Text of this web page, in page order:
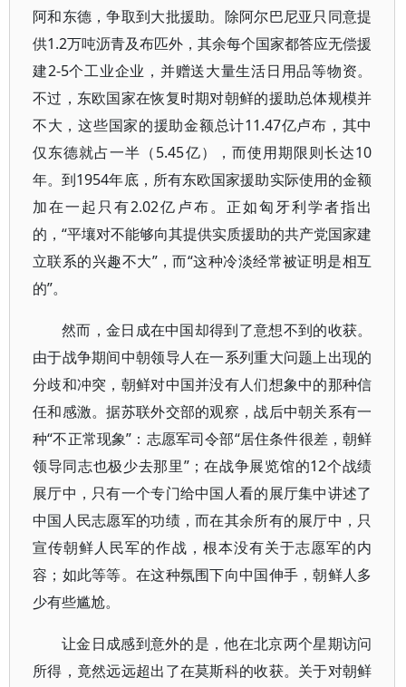
阿和东德，争取到大批援助。除阿尔巴尼亚只同意提
供1.2万吨沥青及布匹外，其余每个国家都答应无偿援
建2-5个工业企业，并赠送大量生活日用品等物资。
不过，东欧国家在恢复时期对朝鲜的援助总体规模并
不大，这些国家的援助金额总计11.47亿卢布，其中
仅东德就占一半（5.45亿），而使用期限则长达10
年。到1954年底，所有东欧国家援助实际使用的金额
加在一起只有2.02亿卢布。正如匈牙利学者指出
的，“平壤对不能够向其提供实质援助的共产党国家建
立联系的兴趣不大”，而“这种冷淡经常被证明是相互
的”。
然而，金日成在中国却得到了意想不到的收获。
由于战争期间中朝领导人在一系列重大问题上出现的
分歧和冲突，朝鲜对中国并没有人们想象中的那种信
任和感激。据苏联外交部的观察，战后中朝关系有一
种“不正常现象”：志愿军司令部“居住条件很差，朝鲜
领导同志也极少去那里”；在战争展览馆的12个战绩
展厅中，只有一个专门给中国人看的展厅集中讲述了
中国人民志愿军的功绩，而在其余所有的展厅中，只
宣传朝鲜人民军的作战，根本没有关于志愿军的内
容；如此等等。在这种氛围下向中国伸手，朝鲜人多
少有些尴尬。
让金日成感到意外的是，他在北京两个星期访问
所得，竟然远远超出了在莫斯科的收获。关于对朝鲜